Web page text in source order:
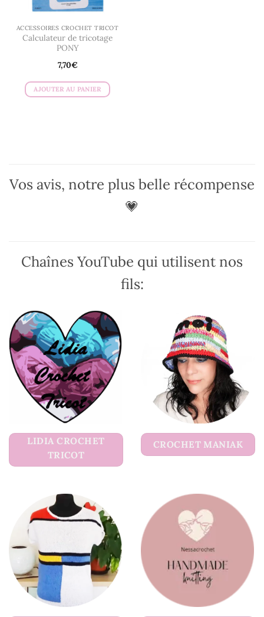
ACCESSOIRES CROCHET TRICOT
Calculateur de tricotage
PONY
7,70€
AJOUTER AU PANIER
Vos avis, notre plus belle récompense
💗
Chaînes YouTube qui utilisent nos
fils:
LIDIA CROCHET
TRICOT
CROCHET MANIAK